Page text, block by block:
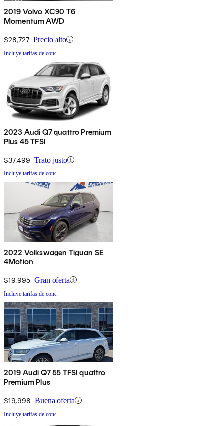
2019 Volvo XC90 T6
Momentum AWD
$28,727 Precio alto
Incluye tarifas de conc.
2023 Audi Q7 quattro Premium
Plus 45 TFSI
$37,499 Trato justo
Incluye tarifas de conc.
2022 Volkswagen Tiguan SE
4Motion
$19,995 Gran oferta
Incluye tarifas de conc.
2019 Audi Q7 55 TFSI quattro
Premium Plus
$19,998 Buena oferta
Incluye tarifas de conc.